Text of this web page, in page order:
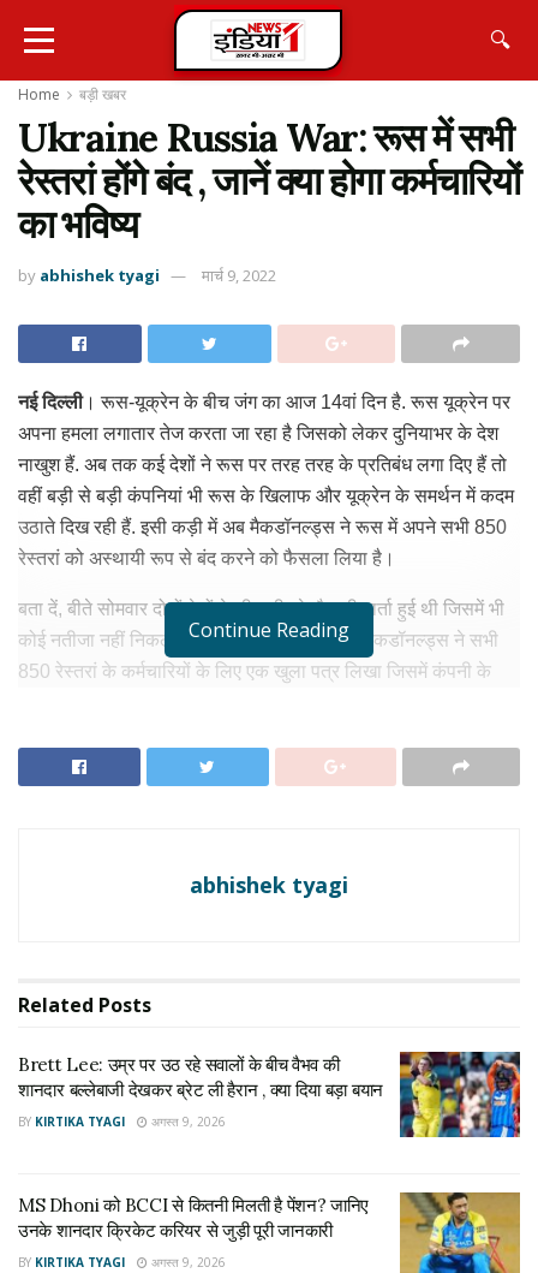
🔍
Home बड़ी खबर
Ukraine Russia War: रूस में सभी
रेस्तरां होंगे बंद , जानें क्या होगा कर्मचारियों
का भविष्य
by abhishek tyagi मार्च 9, 2022
नई दिल्ली। रूस-यूक्रेन के बीच जंग का आज 14वां दिन है. रूस यूक्रेन पर
अपना हमला लगातार तेज करता जा रहा है जिसको लेकर दुनियाभर के देश
नाखुश हैं. अब तक कई देशों ने रूस पर तरह तरह के प्रतिबंध लगा दिए हैं तो
वहीं बड़ी से बड़ी कंपनियां भी रूस के खिलाफ और यूक्रेन के समर्थन में कदम
उठाते दिख रही हैं. इसी कड़ी में अब मैकडॉनल्ड्स ने रूस में अपने सभी 850
रेस्तरां को अस्थायी रूप से बंद करने को फैसला लिया है।
बता दें, बीते सोमवार दोनों देशों के बीच तीसरे दौर की वार्ता हुई थी जिसमें भी
कोई नतीजा नहीं निकल सका. जानकरी के मुताबिक, मैकडॉनल्ड्स ने सभी
850 रेस्तरां के कर्मचारियों के लिए एक खुला पत्र लिखा जिसमें कंपनी के
नजरअंदाज नहीं कर सकता. मैकडॉनल्डस ने अपने कर्मचारियों को ध्यान में
उनके शानदार क्रिकेट करियर से जुड़ी पूरी जानकारी
अगस्त 9, 2026
हिस्सा है. कंपनी ने बताया था कि रूस और यूक्रेन ने बीते साल कंपनी के
राजस्व में 9 फीसदी का योगदान दिया. बता दें, इससे पहले केएफसी और
पिज्जा हट ने अपने निवेश और डेवलपमेंट पर रोक लगाने का फैसला किया
Continue Reading
abhishek tyagi
Related Posts
Brett Lee: उम्र पर उठ रहे सवालों के बीच वैभव की
शानदार बल्लेबाजी देखकर ब्रेट ली हैरान , क्या दिया बड़ा बयान
BY KIRTIKA TYAGI अगस्त 9, 2026
MS Dhoni को BCCI से कितनी मिलती है पेंशन? जानिए
उनके शानदार क्रिकेट करियर से जुड़ी पूरी जानकारी
BY KIRTIKA TYAGI अगस्त 9, 2026